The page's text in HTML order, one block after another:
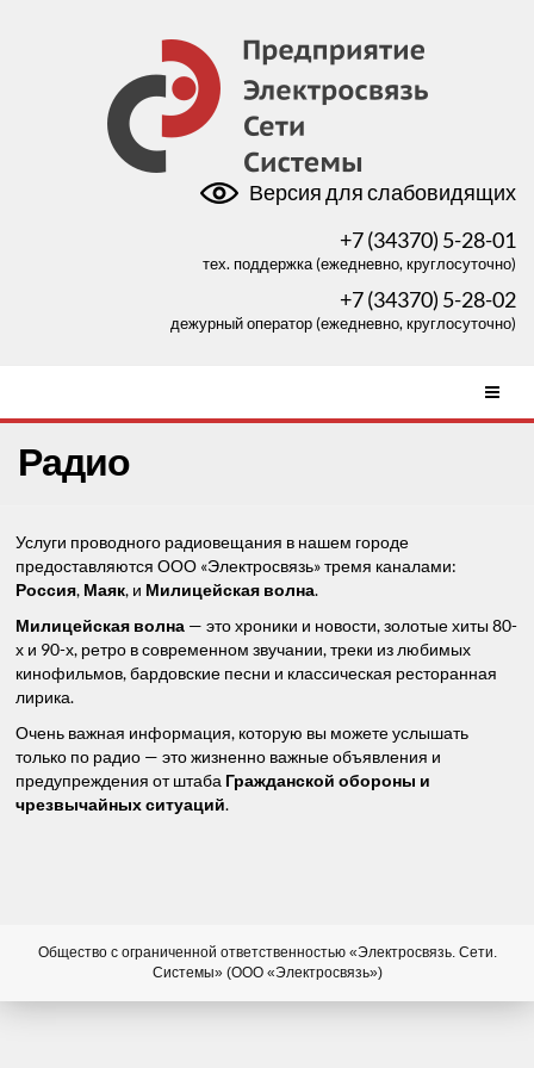
Версия для слабовидящих
+7 (34370) 5-28-01
тех. поддержка (ежедневно, круглосуточно)
+7 (34370) 5-28-02
дежурный оператор (ежедневно, круглосуточно)
Радио
Услуги проводного радиовещания в нашем городе
предоставляются ООО «Электросвязь» тремя каналами:
Россия, Маяк, и Милицейская волна.
Милицейская волна — это хроники и новости, золотые хиты 80-
х и 90-х, ретро в современном звучании, треки из любимых
кинофильмов, бардовские песни и классическая ресторанная
лирика.
Очень важная информация, которую вы можете услышать
только по радио — это жизненно важные объявления и
предупреждения от штаба Гражданской обороны и
чрезвычайных ситуаций.
Общество с ограниченной ответственностью «Электросвязь. Сети.
Системы» (ООО «Электросвязь»)